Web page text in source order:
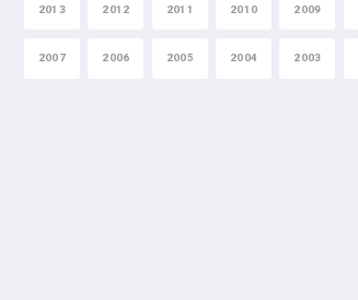
2013 2012 2011 2010 2009
2007 2006 2005 2004 2003